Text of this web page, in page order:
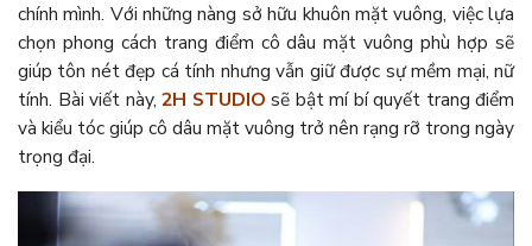
chính mình. Với những nàng sở hữu khuôn mặt vuông, việc lựa
chọn phong cách trang điểm cô dâu mặt vuông phù hợp sẽ
giúp tôn nét đẹp cá tính nhưng vẫn giữ được sự mềm mại, nữ
tính. Bài viết này, 2H STUDIO sẽ bật mí bí quyết trang điểm
và kiểu tóc giúp cô dâu mặt vuông trở nên rạng rỡ trong ngày
trọng đại.